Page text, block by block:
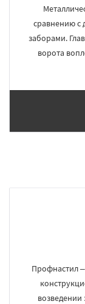
сравнению
заборами.
ворота
Профнастил